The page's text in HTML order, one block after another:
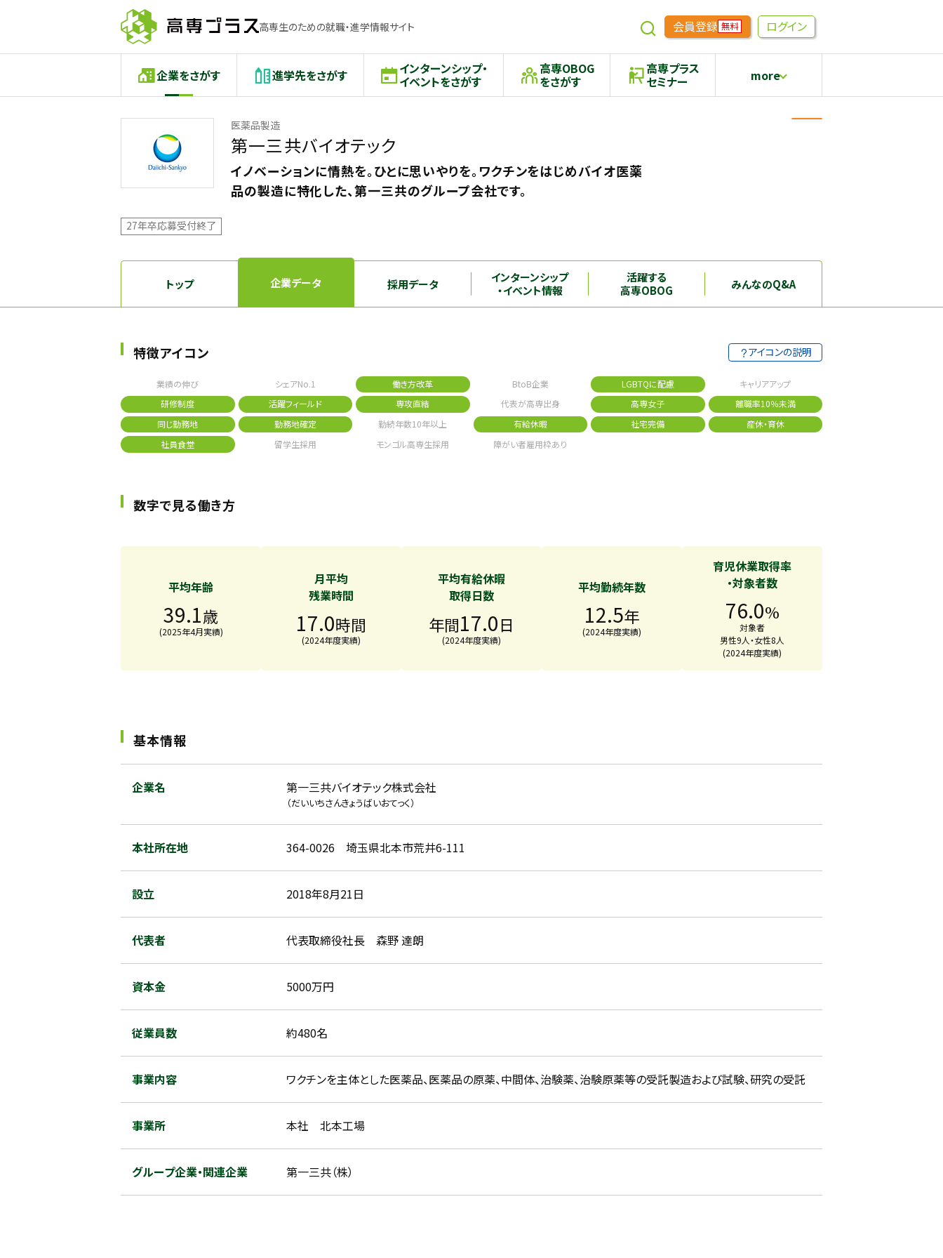
高専生のための就職・進学情報サイト 会員登録 無料 ログイン
企業をさがす 進学先をさがす インターンシップ・
イベントをさがす
高専OBOG
をさがす
高専プラス
セミナー more
高専生コミュニティめもらす
医薬品製造
第一三共バイオテック
イノベーションに情熱を。ひとに思いやりを。ワクチンをはじめバイオ医薬
品の製造に特化した、第一三共のグループ会社です。
27年卒応募受付終了
トップ 企業データ 採用データ
インターンシップ
・イベント情報
活躍する
高専OBOG
みんなのQ&A
特徴アイコン アイコンの説明
業績の伸び シェアNo.1 働き方改革 BtoB企業 LGBTQに配慮
キャリアアップ
研修制度
活躍フィールド 専攻直結 代表が高専出身 高専女子
離職率10％未満
同じ勤務地
勤務地確定 勤続年数10年以上 有給休暇 社宅完備
産休・育休
社員食堂
留学生採用 モンゴル高専生採用 障がい者雇用枠あり
数字で見る働き方
平均年齢
39.1歳
(2025年4月実績)
月平均
残業時間
17.0時間
(2024年度実績)
平均有給休暇
取得日数
年間17.0日
(2024年度実績)
平均勤続年数
12.5年
(2024年度実績)
育児休業取得率
・対象者数
76.0%
対象者
男性9人・女性8人
(2024年度実績)
基本情報
企業名 第一三共バイオテック株式会社
（だいいちさんきょうばいおてっく）
本社所在地 364-0026 埼玉県北本市荒井6-111
設立 2018年8月21日
代表者 代表取締役社長 森野 達朗
資本金 5000万円
従業員数 約480名
事業内容 ワクチンを主体とした医薬品、医薬品の原薬、中間体、治験薬、治験原薬等の受託製造および試験、研究の受託
事業所 本社 北本工場
グループ企業・関連企業 第一三共（株）